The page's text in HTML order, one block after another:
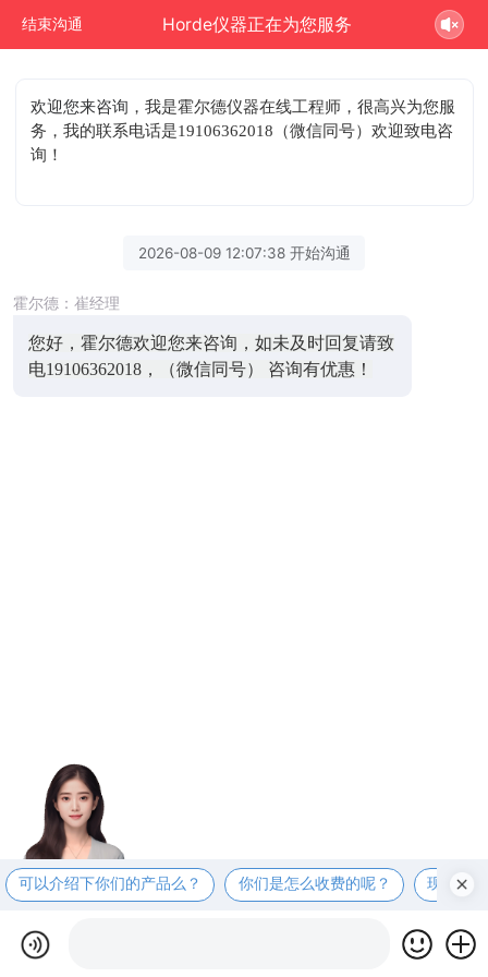
结束沟通 Horde仪器正在为您服务
欢迎您来咨询 ，我是霍尔德仪器在线工程师，很高兴为您服
务，我的联系电话是19106362018（微信同号）欢迎致电咨
询！
2026-08-09 12:07:38 开始沟通
霍尔德：崔经理
您好，霍尔德欢迎您来咨询，如未及时回复请致
电19106362018，（微信同号） 咨询有优惠！
可以介绍下你们的产品么？ 你们是怎么收费的呢？ 现在有